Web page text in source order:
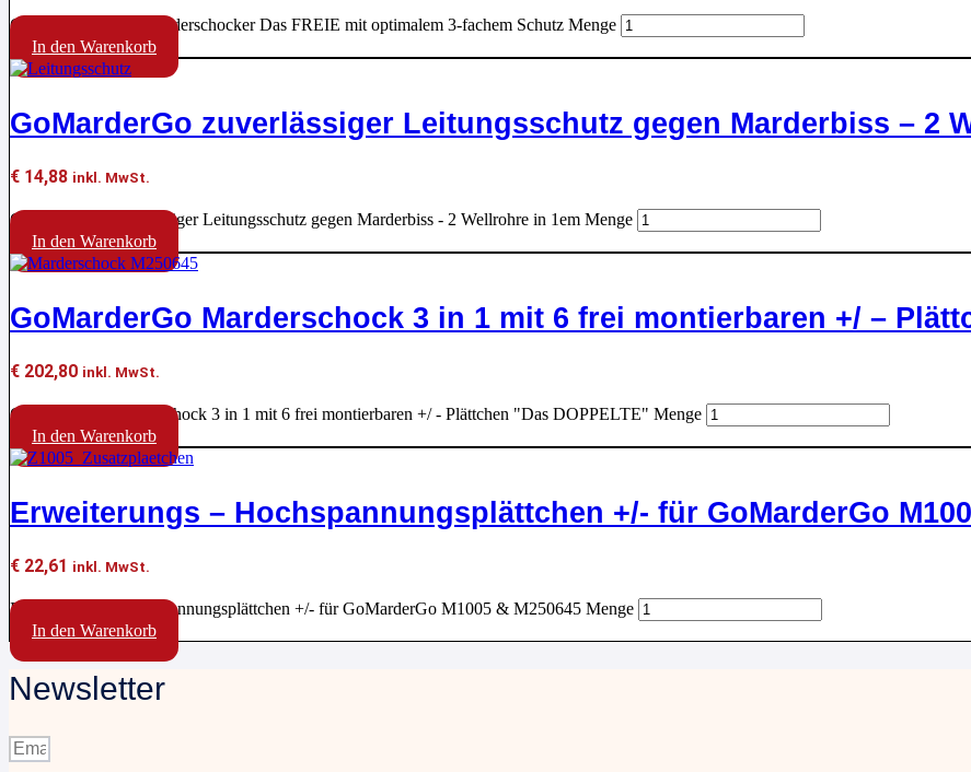
GoMarderGo 3in1 Marderschocker Das FREIE mit optimalem 3-fachem Schutz Menge
In den Warenkorb
GoMarderGo zuverlässiger Leitungsschutz gegen Marderbiss – 2
€ 14,88 inkl. MwSt.
GoMarderGo zuverlässiger Leitungsschutz gegen Marderbiss - 2 Wellrohre in 1em Menge
In den Warenkorb
GoMarderGo Marderschock 3 in 1 mit 6 frei montierbaren +/ –
€ 202,80 inkl. MwSt.
GoMarderGo Marderschock 3 in 1 mit 6 frei montierbaren +/ - Plättchen "Das DOPPELTE" Menge
In den Warenkorb
Erweiterungs – Hochspannungsplättchen +/- für GoMarderGo
€ 22,61 inkl. MwSt.
Erweiterungs - Hochspannungsplättchen +/- für GoMarderGo M1005 & M250645 Menge
In den Warenkorb
Newsletter